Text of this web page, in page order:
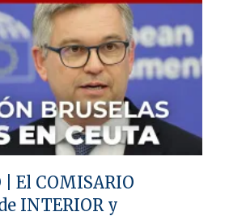
| El COMISARIO
INTERIOR y